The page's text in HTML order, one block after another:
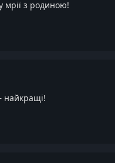
мрії з родиною!
найкращі!